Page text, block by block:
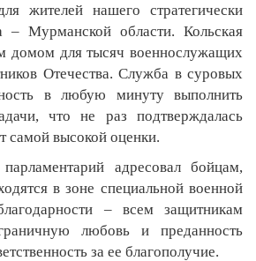
жителей нашего стратегически
– Мурманской области. Кольская
домом для тысяч военнослужащих
Отечества. Служба в суровых
в любую минуту выполнить
что не раз подтверждалась
самой высокой оценки.
адресовал бойцам,
в зоне специальной военной
– всем защитникам
любовь и преданность
за ее благополучие.